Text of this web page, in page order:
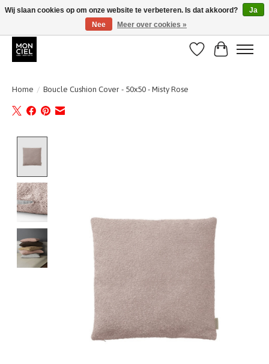
BE + NL : GRATIS VERZENDING van 31/07 t;e.m. 17/8
Verlanglijst
Home / Boucle Cushion Cover - 50x50 - Misty Rose
Wij slaan cookies op om onze website te verbeteren. Is dat akkoord?
Ja
Nee
Meer over cookies »